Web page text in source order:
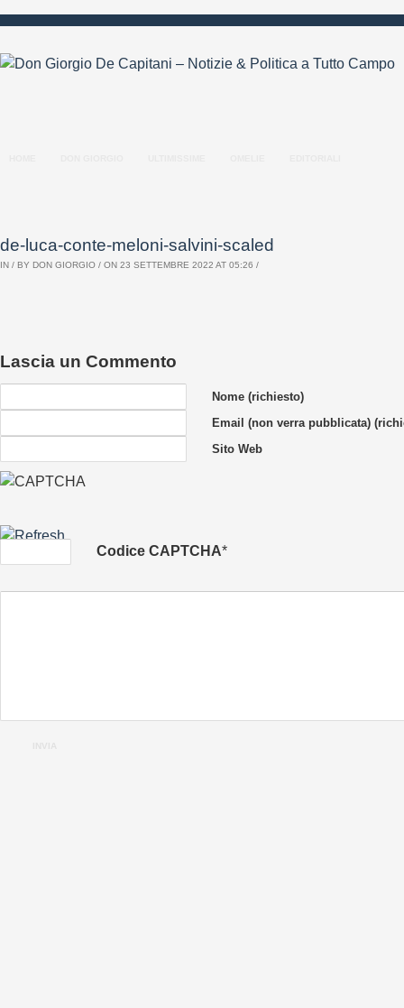
de-luca-conte-meloni-salvini-scaled
IN / BY DON GIORGIO / ON 23 SETTEMBRE 2022 AT 05:26 /
Lascia un Commento
Nome (richiesto)
Email (non verra pubblicata)
Sito Web
Codice CAPTCHA*